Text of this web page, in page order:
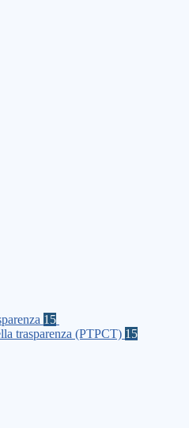
15
trasparenza (PTPCT) 15